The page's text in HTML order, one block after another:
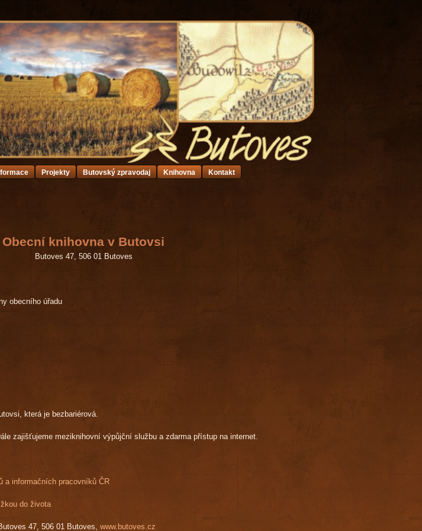
Projekty Butovský zpravodaj Knihovna Kontakt
Obecní knihovna v Butovsi
Butoves 47, 506 01 Butoves
obecního úřadu
která je bezbariérová.
zajišťujeme meziknihovní výpůjční službu a zdarma přístup na internet.
a informačních pracovníků ČR
do života
47, 506 01 Butoves, www.butoves.cz